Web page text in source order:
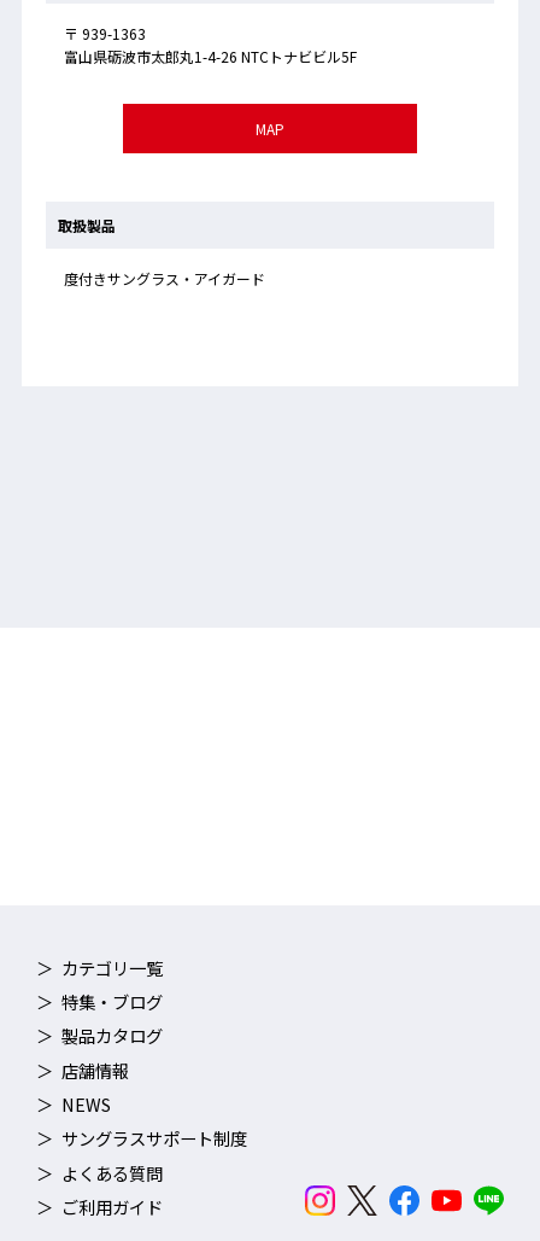
〒 939-1363
富山県砺波市太郎丸1-4-26 NTCトナビビル5F
MAP
取扱製品
度付きサングラス・アイガード
カテゴリ一覧
特集・ブログ
製品カタログ
店舗情報
NEWS
サングラスサポート制度
よくある質問
ご利用ガイド